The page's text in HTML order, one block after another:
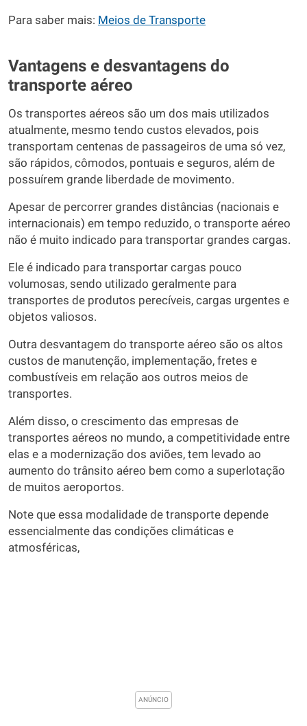
Para saber mais: Meios de Transporte
Vantagens e desvantagens do
transporte aéreo
Os transportes aéreos são um dos mais utilizados
atualmente, mesmo tendo custos elevados, pois
transportam centenas de passageiros de uma só vez,
são rápidos, cômodos, pontuais e seguros, além de
possuírem grande liberdade de movimento.
Apesar de percorrer grandes distâncias (nacionais e
internacionais) em tempo reduzido, o transporte aéreo
não é muito indicado para transportar grandes cargas.
Ele é indicado para transportar cargas pouco
volumosas, sendo utilizado geralmente para
transportes de produtos perecíveis, cargas urgentes e
objetos valiosos.
Outra desvantagem do transporte aéreo são os altos
custos de manutenção, implementação, fretes e
combustíveis em relação aos outros meios de
transportes.
Além disso, o crescimento das empresas de
transportes aéreos no mundo, a competitividade entre
elas e a modernização dos aviões, tem levado ao
aumento do trânsito aéreo bem como a superlotação
de muitos aeroportos.
Note que essa modalidade de transporte depende
essencialmente das condições climáticas e
atmosféricas,